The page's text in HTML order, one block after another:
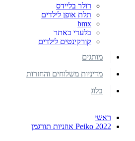
רולר בליידס
תלת אופן לילדים
bmx
בלעדי באתר
קורקינטים לילדים
מותגים
מדיניות משלוחים והחזרות
בלוג
ראשי
2022 Peiko אוזניות תורגמן